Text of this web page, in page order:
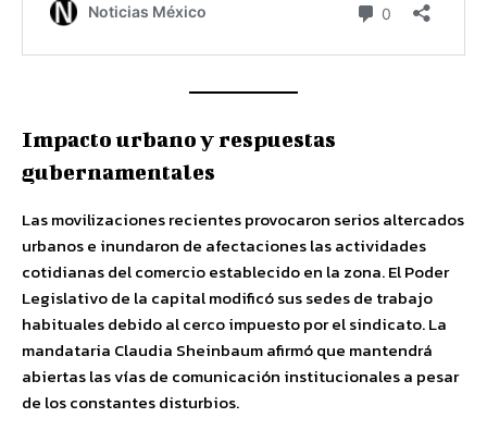
Impacto urbano y respuestas
gubernamentales
Las movilizaciones recientes provocaron serios altercados
urbanos e inundaron de afectaciones las actividades
cotidianas del comercio establecido en la zona. El Poder
Legislativo de la capital modificó sus sedes de trabajo
habituales debido al cerco impuesto por el sindicato. La
mandataria Claudia Sheinbaum afirmó que mantendrá
abiertas las vías de comunicación institucionales a pesar
de los constantes disturbios.